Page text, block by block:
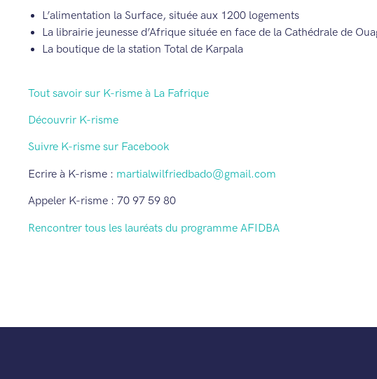
L’alimentation la Surface, située aux 1200 logements
La librairie jeunesse d’Afrique située en face de la Cathédrale de
La boutique de la station Total de Karpala
Tout savoir sur K-risme à La Fafrique
Découvrir K-risme
Suivre K-risme sur Facebook
Ecrire à K-risme : martialwilfriedbado@gmail.com
Appeler K-risme : 70 97 59 80
Rencontrer tous les lauréats du programme AFIDBA